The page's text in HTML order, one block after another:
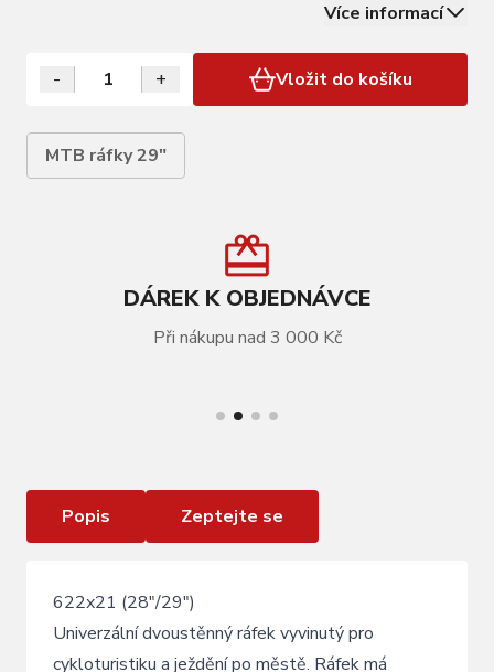
Černá anodizovaná Hmotnost: 555g ERD: 597,6mm
Více informací
- + Vložit do košíku
MTB ráfky 29"
DÁREK K OBJEDNÁVCE
Při nákupu nad 3 000 Kč
Ráfek KLS DRAFT broušený, 32H, 1 Nýt, AV,
Popis Zeptejte se
622x21 (28"/29")
Univerzální dvoustěnný ráfek vyvinutý pro
cykloturistiku a ježdění po městě. Ráfek má